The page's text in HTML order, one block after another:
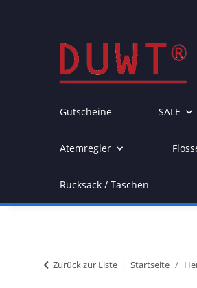
Gutscheine SALE
Atemregler
Rucksack / Taschen
Zurück zur Liste Startseite